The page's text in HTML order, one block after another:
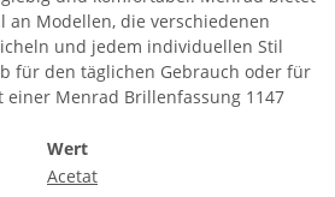
an Modellen, die verschiedenen
und jedem individuellen Stil
für den täglichen Gebrauch oder für
einer Menrad Brillenfassung 1147
Wert
Acetat